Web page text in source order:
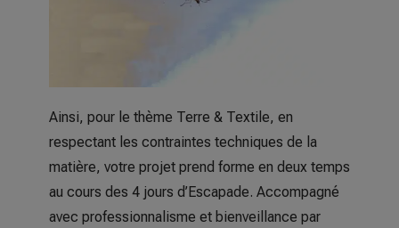
Ainsi, pour le thème Terre & Textile, en
respectant les contraintes techniques de la
matière, votre projet prend forme en deux temps
au cours des 4 jours d’Escapade. Accompagné
avec professionnalisme et bienveillance par